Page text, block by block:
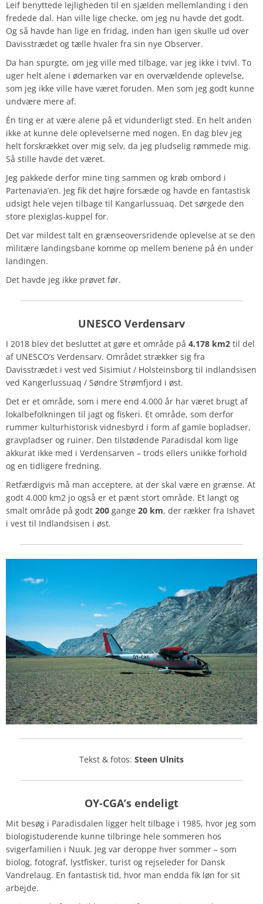
Leif benyttede lejligheden til en sjælden mellemlanding i den
fredede dal. Han ville lige checke, om jeg nu havde det godt.
Og så havde han lige en fridag, inden han igen skulle ud over
Davisstrædet og tælle hvaler fra sin nye Observer.
Da han spurgte, om jeg ville med tilbage, var jeg ikke i tvivl. To
uger helt alene i ødemarken var en overvældende oplevelse,
som jeg ikke ville have været foruden. Men som jeg godt kunne
undvære mere af.
Én ting er at være alene på et vidunderligt sted. En helt anden
ikke at kunne dele oplevelserne med nogen. En dag blev jeg
helt forskrækket over mig selv, da jeg pludselig rømmede mig.
Så stille havde det været.
Jeg pakkede derfor mine ting sammen og krøb ombord i
Partenavia’en. Jeg fik det højre forsæde og havde en fantastisk
udsigt hele vejen tilbage til Kangarlussuaq. Det sørgede den
store plexiglas-kuppel for.
Det var mildest talt en grænseoversridende oplevelse at se den
militære landingsbane komme op mellem benene på én under
landingen.
Det havde jeg ikke prøvet før.
UNESCO Verdensarv
I 2018 blev det besluttet at gøre et område på 4.178 km2 til del
af UNESCO’s Verdensarv. Området strækker sig fra
Davisstrædet i vest ved Sisimiut / Holsteinsborg til indlandsisen
ved Kangerlussuaq / Søndre Strømfjord i øst.
Det er et område, som i mere end 4.000 år har været brugt af
lokalbefolkningen til jagt og fiskeri. Et område, som derfor
rummer kulturhistorisk vidnesbyrd i form af gamle bopladser,
gravpladser og ruiner. Den tilstødende Paradisdal kom lige
akkurat ikke med i Verdensarven – trods ellers unikke forhold
og en tidligere fredning.
Retfærdigvis må man acceptere, at der skal være en grænse. At
godt 4.000 km2 jo også er et pænt stort område. Et langt og
smalt område på godt 200 gange 20 km, der rækker fra Ishavet
i vest til Indlandsisen i øst.
Tekst & fotos: Steen Ulnits
OY-CGA’s endeligt
Mit besøg i Paradisdalen ligger helt tilbage i 1985, hvor jeg som
biologistuderende kunne tilbringe hele sommeren hos
svigerfamilien i Nuuk. Jeg var deroppe hver sommer – som
biolog, fotograf, lystfisker, turist og rejseleder for Dansk
Vandrelaug. En fantastisk tid, hvor man endda fik løn for sit
arbejde.